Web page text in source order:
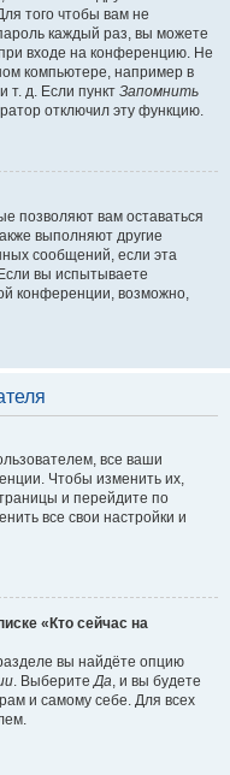
того чтобы вам не
каждый раз, вы можете
входе на конференцию. Не
компьютере, например в
т. д. Если пункт Запомнить
отключил эту функцию.
позволяют вам оставаться
выполняют другие
сообщений, если эта
вы испытываете
конференции, возможно,
все ваши
Чтобы изменить их,
и перейдите по
все свои настройки и
«Кто сейчас на
вы найдёте опцию
. ВыберитеДа, и вы будете
и самому себе. Для всех